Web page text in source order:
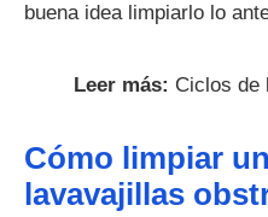
buena idea limpiarlo lo
Leer más: Ciclos de
Cómo limpiar
lavavajillas